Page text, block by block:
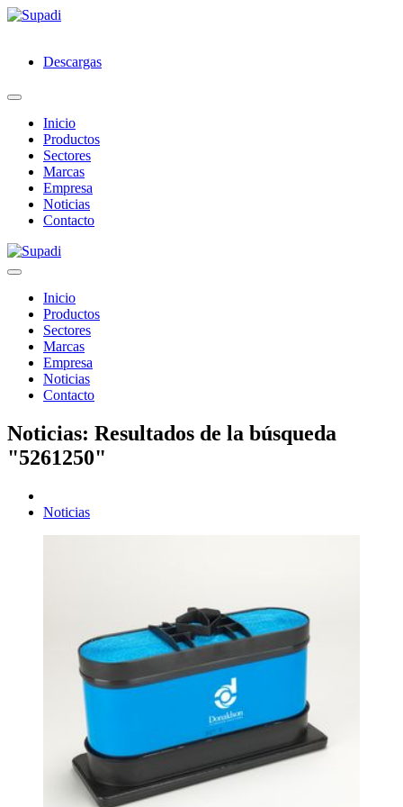
Descargas
Inicio
Productos
Sectores
Marcas
Empresa
Noticias
Contacto
Inicio
Productos
Sectores
Marcas
Empresa
Noticias
Contacto
Noticias: Resultados de la búsqueda
"5261250"
Noticias